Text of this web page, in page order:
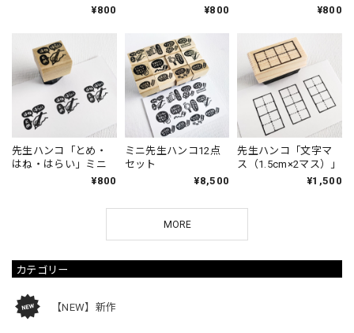
カテゴリー
【NEW】新作
¥800
¥800
¥800
先生ハンコ「とめ・
はね・はらい」ミニ
¥800
ミニ先生ハンコ12点
セット
¥8,500
先生ハンコ「文字マ
ス（1.5cm×2マス）」
¥1,500
MORE